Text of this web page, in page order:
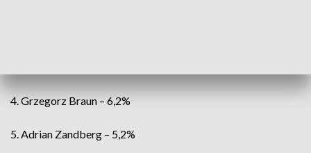
4. Grzegorz Braun – 6,2%
5. Adrian Zandberg – 5,2%